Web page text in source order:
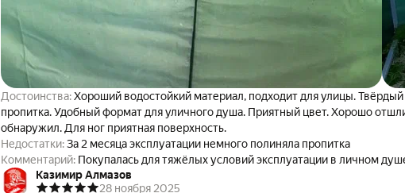
Достоинства:Хороший водостойкий материал, подходит для улицы.
пропитка. Удобный формат для уличного душа. Приятный цвет. Хорошо
обнаружил. Для ног приятная поверхность.
Недостатки:За 2 месяца эксплуатации немного полиняла пропитка
Комментарий: Покупалась для тяжёлых условий эксплуатации в личном
надо в перерывах ставить на ребро чтоб просушить. Понравилась,
Казимир Алмазов
28 ноября 2025